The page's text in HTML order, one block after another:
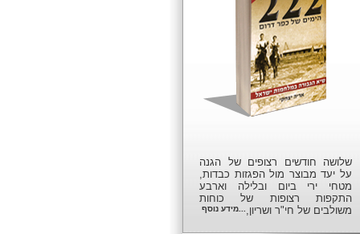
שלושה חודשים רצופים של הגנה
על יעד מבוצר מול הפגזות כבדות,
מטחי ירי ביום ובלילה וארבע
התקפות רצופות של כוחות
משולבים של חי"ר ושריון, ...מידע נוסף